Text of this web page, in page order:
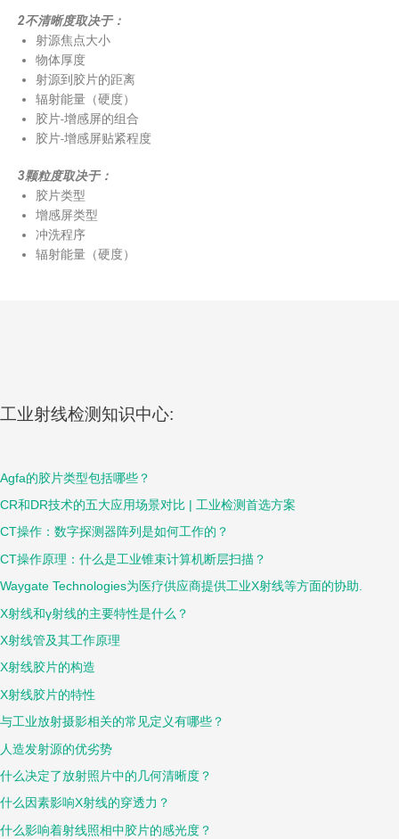
工业射线检测知识中心:
Agfa的胶片类型包括哪些？
CR和DR技术的五大应用场景对比 | 工业检测首选方案
CT操作：数字探测器阵列是如何工作的？
CT操作原理：什么是工业锥束计算机断层扫描？
Waygate Technologies为医疗供应商提供工业X射线等方面的协助.
X射线和γ射线的主要特性是什么？
X射线管及其工作原理
X射线胶片的构造
X射线胶片的特性
与工业放射摄影相关的常见定义有哪些？
人造发射源的优劣势
什么决定了放射照片中的几何清晰度？
什么因素影响X射线的穿透力？
什么影响着射线照相中胶片的感光度？
2不清晰度取决于：
射源焦点大小
物体厚度
射源到胶片的距离
辐射能量（硬度）
胶片-增感屏的组合
胶片-增感屏贴紧程度
3颗粒度取决于：
胶片类型
增感屏类型
冲洗程序
辐射能量（硬度）